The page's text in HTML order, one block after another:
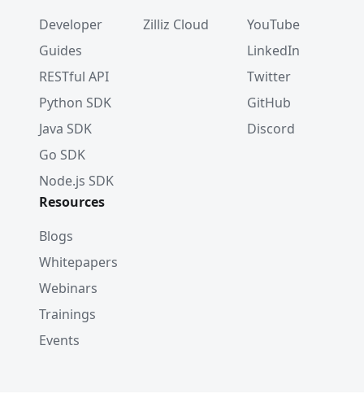
Developer
Guides
RESTful API
Python SDK
Java SDK
Go SDK
Node.js SDK
Zilliz Cloud
YouTube
LinkedIn
Twitter
GitHub
Discord
Resources
Blogs
Whitepapers
Webinars
Trainings
Events